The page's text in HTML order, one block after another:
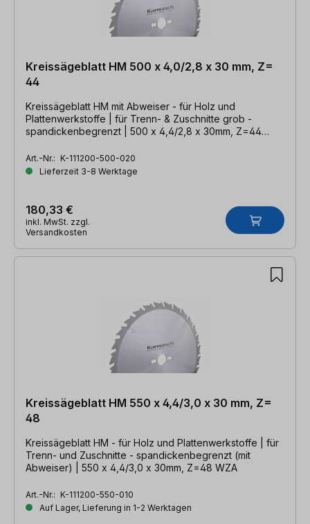
Kreissägeblatt HM 500 x 4,0/2,8 x 30 mm, Z=
44
Kreissägeblatt HM mit Abweiser - für Holz und
Plattenwerkstoffe | für Trenn- & Zuschnitte grob -
spandickenbegrenzt | 500 x 4,4/2,8 x 30mm, Z=44
Art.-Nr.: K-111200-500-020
Lieferzeit 3-8 Werktage
180,33 €
inkl. MwSt. zzgl.
Versandkosten
Kreissägeblatt HM 550 x 4,4/3,0 x 30 mm, Z=
48
Kreissägeblatt HM - für Holz und Plattenwerkstoffe | für
Trenn- und Zuschnitte - spandickenbegrenzt (mit
Abweiser) | 550 x 4,4/3,0 x 30mm, Z=48 WZA
Art.-Nr.: K-111200-550-010
Auf Lager, Lieferung in 1-2 Werktagen